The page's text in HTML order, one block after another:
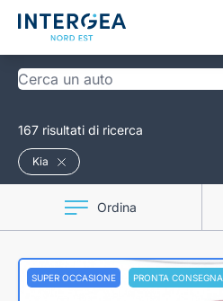
167 risultati di ricerca
Kia
Ordina
SUPER OCCASIONE PRONTA CONSEGNA